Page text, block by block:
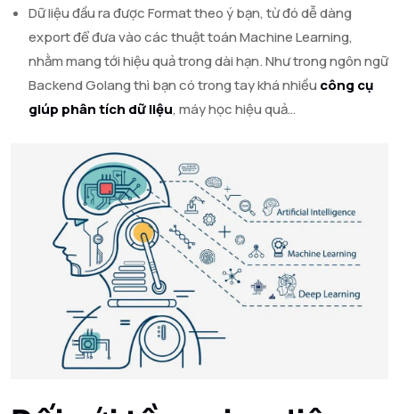
Dữ liệu đầu ra được Format theo ý bạn, từ đó dễ dàng
export để đưa vào các thuật toán Machine Learning,
nhằm mang tới hiệu quả trong dài hạn. Như trong ngôn ngữ
Backend Golang thì bạn có trong tay khá nhiều công cụ
giúp phân tích dữ liệu, máy học hiệu quả…